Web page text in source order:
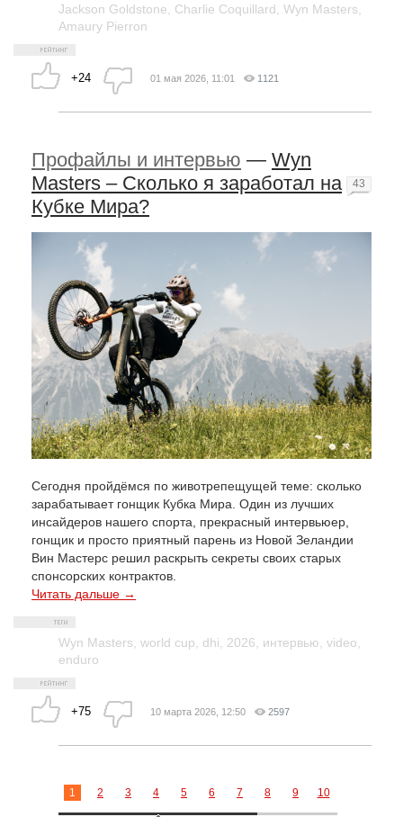
Jackson Goldstone
Charlie Coquillard Wyn Masters
Amaury Pierron
+24 01 мая 2026, 11:01 1121
Профайлы и интервью — Wyn
Masters – Сколько я заработал на
Кубке Мира?
Сегодня пройдёмся по животрепещущей теме: сколько
зарабатывает гонщик Кубка Мира. Один из лучших
инсайдеров нашего спорта, прекрасный интервьюер,
гонщик и просто приятный парень из Новой Зеландии
Вин Мастерс решил раскрыть секреты своих старых
спонсорских контрактов.
Читать дальше →
Wyn Masters world cup dhi 2026 интервью video
enduro
+75
43
10 марта 2026, 12:50 2597
1 2 3 4 5 6 7 8 9 10